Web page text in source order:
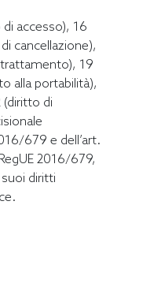
accesso), 16
cancellazione),
19
alla portabilità),
(diritto di
679 e dell’art.
2016/679,
diritti